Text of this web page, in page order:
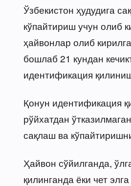
Ўзбекистон ҳудудига
кўпайтириш учун олиб
ҳайвонлар олиб
бошлаб 21 кундан
идентификация
Қонун идентификация
рўйхатдан
сақлаш ва
Ҳайвон сўйилганда,
қилинганда ёки чет